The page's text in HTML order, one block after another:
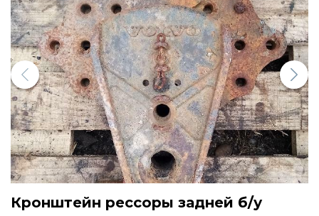
Все марки
Кронштейн рессоры задней б/у